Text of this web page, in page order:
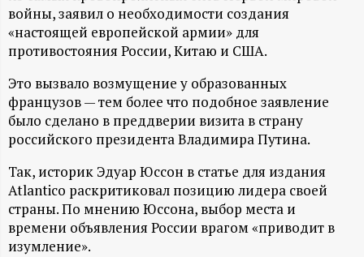
и
н
ф
о
р
м
войны, заявил о необходимости создания
«настоящей европейской армии» для
противостояния России, Китаю и США.
Это вызвало возмущение у образованных
французов — тем более что подобное заявление
было сделано в преддверии визита в страну
российского президента Владимира Путина.
Так, историк Эдуар Юссон в статье для издания
Atlantico раскритиковал позицию лидера своей
страны. По мнению Юссона, выбор места и
времени объявления России врагом «приводит в
изумление».